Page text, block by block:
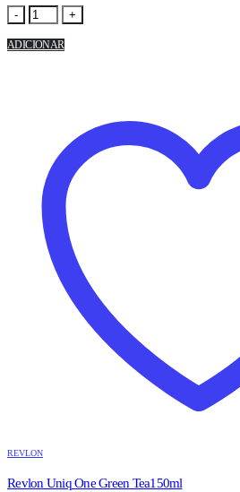
- +
ADICIONAR
REVLON
Revlon Uniq One Green Tea150ml